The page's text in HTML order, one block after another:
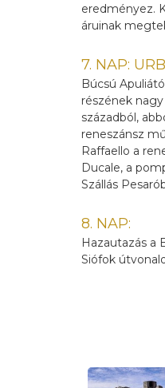
eredményez.
áruinak
7. NAP:
Búcsú
részének
századból,
reneszánsz
Raffaello a
Ducale, a
Szállás
8. NAP:
Hazautazás a
Siófok